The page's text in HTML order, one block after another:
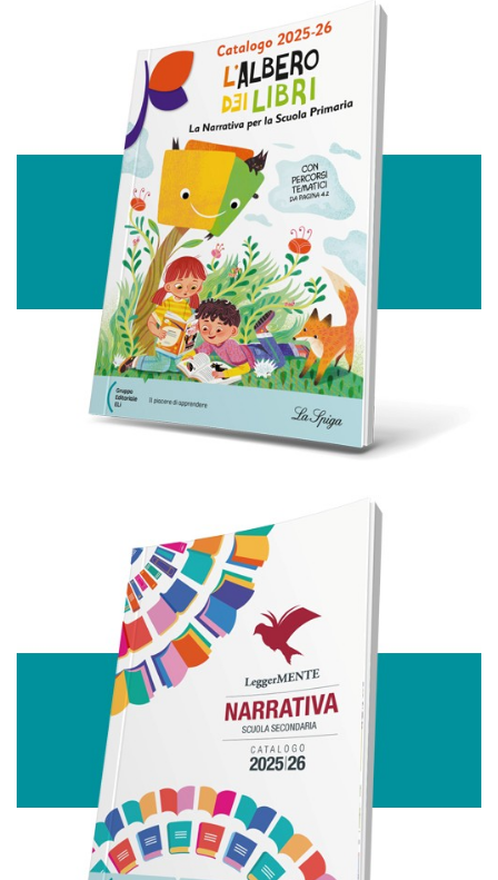
Utilizziamo i cookie per personalizzare contenuti ed
annunci, per fornire funzionalità dei social media e per
analizzare il nostro traffico. Condividiamo inoltre
informazioni sul modo in cui utilizza il nostro sito con i
nostri partner che si occupano di analisi dei dati web,
pubblicità e social media, i quali potrebbero combinarle
con altre informazioni che ha fornito loro o che hanno
raccolto dal suo utilizzo dei loro servizi.